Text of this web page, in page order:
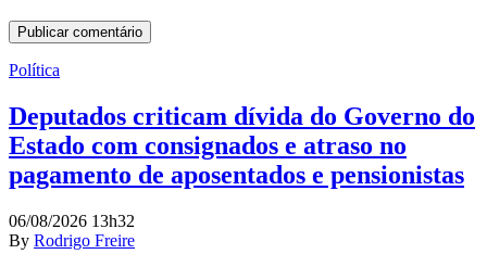
Política
Deputados criticam dívida do Governo do
Estado com consignados e atraso no
pagamento de aposentados e pensionistas
06/08/2026 13h32
By Rodrigo Freire